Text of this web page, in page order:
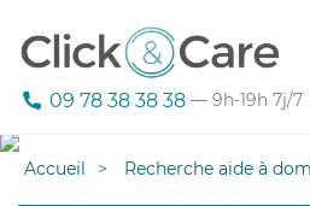
09 78 38 38 38 — 9h-19h 7j/7
Accueil Recherche aide à